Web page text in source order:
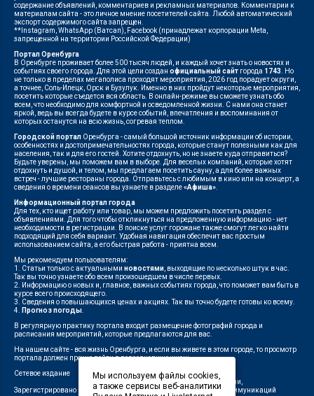
содержание объявлений, комментариев и рекламных материалов. Комментарии к
материалам сайта - это личное мнение посетителей сайта. Любой автоматический
экспорт содержимого сайта запрещен.
**Instagram, WhatsApp (Ватсап), Facebook (принадлежат корпорации Meta,
запрещенной на территории Российской Федерации)
Портал Оренбурга
В Оренбурге проживает более 500 тысяч людей, и каждый хочет знать о новостях и
событиях своего города. Для этой цели создан официальный сайт города 1743 . Но
не только в пределах мегаполиса проходят мероприятия, 2026 год порадует округи,
а точнее, Соль-Илецк, Орск и Бузулук. Именно в них пройдут некоторые мероприятия,
посетить которые съедется вся область. В онлайн-режиме вы сможете узнать обо
всем, что необходимо для комфортной и осведомленной жизни. С нами она станет
яркой, ведь вы всегда будете в курсе событий, впечатления и воспоминания от
которых останутся на всю жизнь, согревая теплом.
Городской портал Оренбурга - самый большой источник информации об истории,
особенностях и достопримечательностях города, которые станут полезными как для
населения, так и для его гостей. Хотите отдохнуть, но не знаете куда отправиться?
Будьте уверены, мы поможем вам в выборе. Для веселых компаний, которые хотят
отдохнуть и душой, и телом, мы предлагаем посетить сауну, а для более важных
встреч - лучшие рестораны города. Отправьтесь с любимым в кино или на концерт, а
сведения о времени сеансов вы узнаете в разделе«Афиша»
Информационный портал города
Для тех, кто ищет работу или товар, мы можем предложить посетить раздел с
объявлениями. Для того чтобы откликнуться на предложенную информацию - нет
необходимости в регистрации. В поиске услуг горожане также смогут легко найти
подходящий для себя вариант. Удобная навигация обеспечит вас простым
использованием сайта, а его быстрая работа - приятна всем.
Мы рекомендуем пользователям:
1. Статьи только с актуальными новостями , выходящие по несколько штук в час.
Так вы точно узнаете обо всем произошедшем в числе первых.
2. Информацию о новых и, главное, важных событиях города, что поможет вам быть в
курсе всего происходящего.
3. Сведения о повышающихся ценах и акциях. Так вы точно будете готовы ко всему.
4.
Прогноз погоды
В регулярную практику портала входит размещение фотографий города и
расписания мероприятий, которые предлагаются для вас.
На нашем сайте - вся жизнь Оренбурга, и если вы живете в этом городе, то просмотр
портала должен прочно войти в повседневную жизнь.
Сетевое издание
"1743"
Зарегистрировано
Федеральной службой по надзору в сфере связи,
информационных технологий и массовых коммуникаций
Мы используем файлы cookies,
а также сервисы веб-аналитики